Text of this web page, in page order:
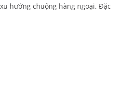
hướng chuộng hàng ngoại. Đặc